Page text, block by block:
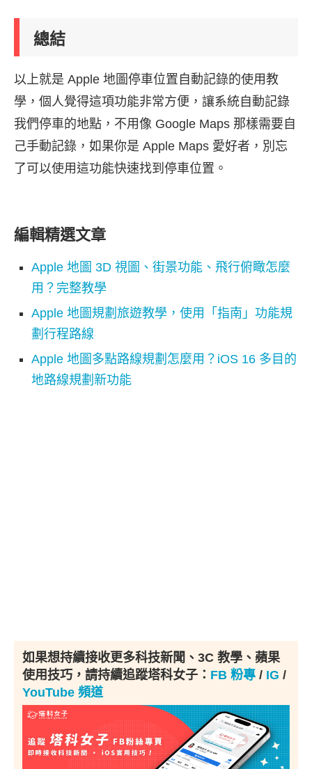
總結
以上就是 Apple 地圖停車位置自動記錄的使用教
學，個人覺得這項功能非常方便，讓系統自動記錄
我們停車的地點，不用像 Google Maps 那樣需要自
己手動記錄，如果你是 Apple Maps 愛好者，別忘
了可以使用這功能快速找到停車位置。
編輯精選文章
Apple 地圖 3D 視圖、街景功能、飛行俯瞰怎麼
用？完整教學
Apple 地圖規劃旅遊教學，使用「指南」功能規
劃行程路線
Apple 地圖多點路線規劃怎麼用？iOS 16 多目的
地路線規劃新功能
如果想持續接收更多科技新聞、3C 教學、蘋果
使用技巧，請持續追蹤塔科女子： FB 粉專 / IG /
YouTube 頻道